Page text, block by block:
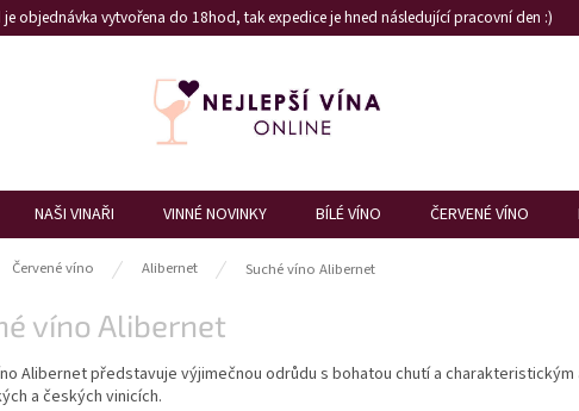
objednávka vytvořena do 18hod, tak expedice je hned následující pracovní den :)
NAŠI VINAŘI VINNÉ NOVINKY BÍLÉ VÍNO ČERVENÉ VÍNO
Červené víno Alibernet Suché víno Alibernet
víno Alibernet
Alibernet představuje výjimečnou odrůdu s bohatou chutí a
a českých vinicích.